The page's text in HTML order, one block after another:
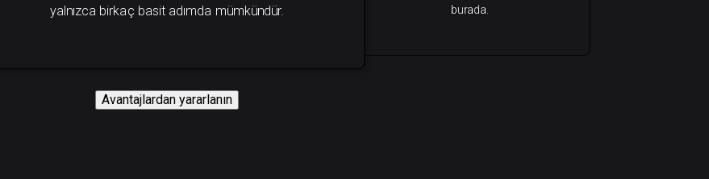
yalnızca birkaç basit adımda mümkündür.
burada.
Avantajlardan yararlanın